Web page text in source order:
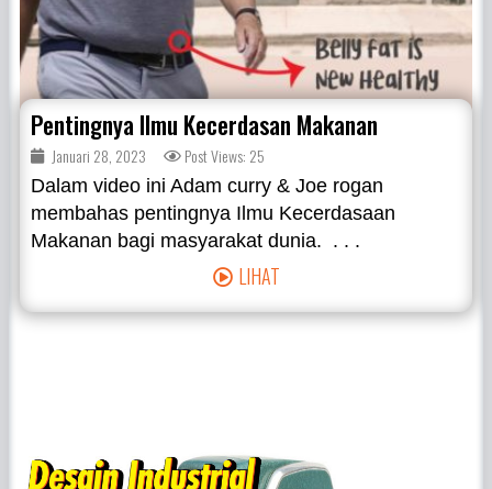
Pentingnya Ilmu Kecerdasan Makanan
Januari 28, 2023 Post Views: 25
Dalam video ini Adam curry & Joe rogan
membahas pentingnya Ilmu Kecerdasaan
Makanan bagi masyarakat dunia. . . .
LIHAT